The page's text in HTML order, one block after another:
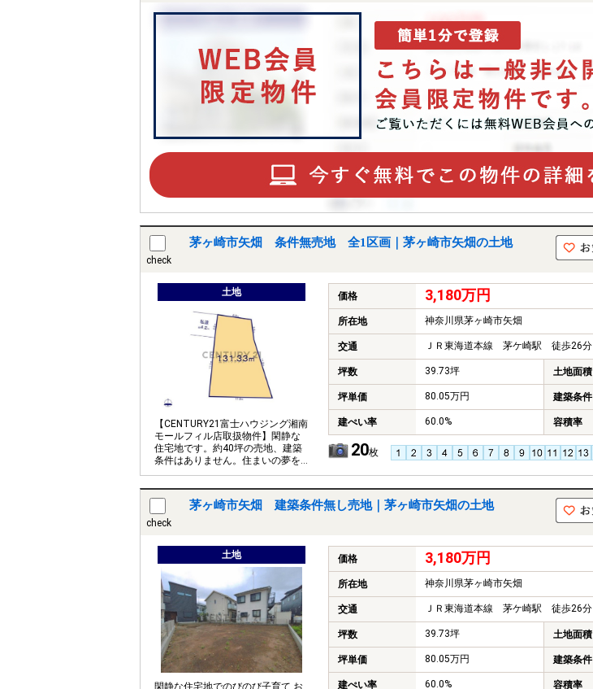
check
茅ヶ崎市矢畑 条件無売地 全1区画｜茅ヶ崎市矢畑の土地
土地
【CENTURY21富士ハウジング湘南
モールフィル店取扱物件】閑静な
住宅地です。約40坪の売地、建築
条件はありません。住まいの夢を
お手伝いします。
価格 3,180万円
所在地 神奈川県茅ヶ崎市矢畑
交通 ＪＲ東海道本線 茅ケ崎駅 徒歩26分
坪数 39.73坪 土地面積
坪単価 80.05万円 建築条件
建ぺい率 60.0% 容積率
20枚
check
茅ヶ崎市矢畑 建築条件無し売地｜茅ヶ崎市矢畑の土地
土地
閑静な住宅地でのびのび子育て お
価格 3,180万円
所在地 神奈川県茅ヶ崎市矢畑
交通 ＪＲ東海道本線 茅ケ崎駅 徒歩26分
坪数 39.73坪 土地面積
坪単価 80.05万円 建築条件
建ぺい率 60.0% 容積率